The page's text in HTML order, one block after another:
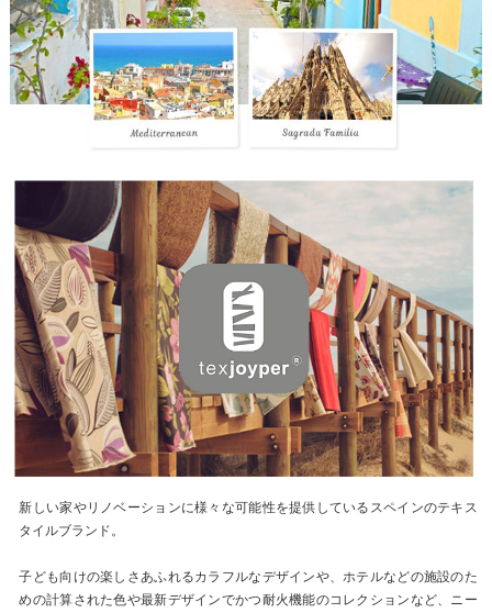
新しい家やリノベーションに様々な可能性を提供しているスペインのテキス
タイルブランド。
子ども向けの楽しさあふれるカラフルなデザインや、ホテルなどの施設のた
めの計算された色や最新デザインでかつ耐火機能のコレクションなど、ニー